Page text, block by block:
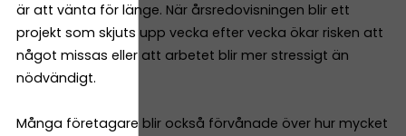
är att vänta för länge. När årsredovisningen blir ett
projekt som skjuts upp vecka efter vecka ökar risken att
något missas eller att arbetet blir mer stressigt än
nödvändigt.
Många företagare blir också förvånade över hur mycket